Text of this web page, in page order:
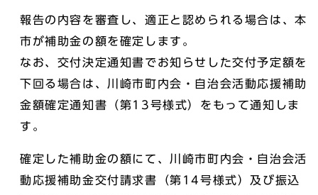
報告の内容を審査し、適正と認められる場合は、本
市が補助金の額を確定します。
なお、交付決定通知書でお知らせした交付予定額を
下回る場合は、川崎市町内会・自治会活動応援補助
金額確定通知書（第13号様式）をもって通知しま
す。
確定した補助金の額にて、川崎市町内会・自治会活
動応援補助金交付請求書（第14号様式）及び振込